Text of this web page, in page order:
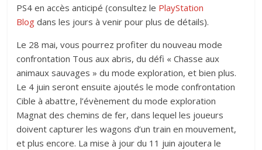
PS4 en accès anticipé (consultez le PlayStation
Blog dans les jours à venir pour plus de détails).
Le 28 mai, vous pourrez profiter du nouveau mode
confrontation Tous aux abris, du défi « Chasse aux
animaux sauvages » du mode exploration, et bien plus.
Le 4 juin seront ensuite ajoutés le mode confrontation
Cible à abattre, l’évènement du mode exploration
Magnat des chemins de fer, dans lequel les joueurs
doivent capturer les wagons d’un train en mouvement,
et plus encore. La mise à jour du 11 juin ajoutera le